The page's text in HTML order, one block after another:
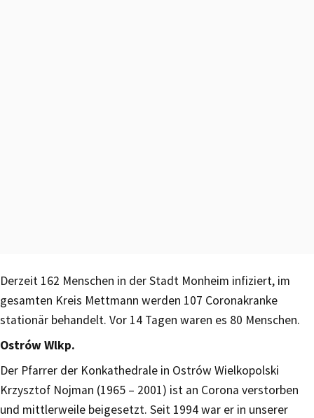
Derzeit 162 Menschen in der Stadt Monheim infiziert, im
gesamten Kreis Mettmann werden 107 Coronakranke
stationär behandelt. Vor 14 Tagen waren es 80 Menschen.
Ostrów Wlkp.
Der Pfarrer der Konkathedrale in Ostrów Wielkopolski
Krzysztof Nojman (1965 – 2001) ist an Corona verstorben
und mittlerweile beigesetzt. Seit 1994 war er in unserer